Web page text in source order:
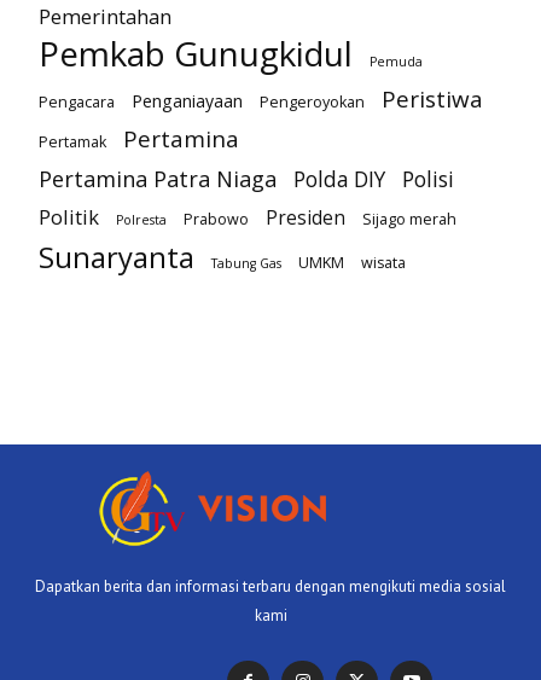
Pemerintahan
Pemkab Gunugkidul Pemuda
Pengacara Penganiayaan Pengeroyokan Peristiwa
Pertamak Pertamina
Pertamina Patra Niaga Polda DIY
Polisi
Politik
Polresta Prabowo Presiden Sijago merah
Sunaryanta Tabung Gas UMKM wisata
Dapatkan berita dan informasi terbaru dengan mengikuti media sosial
kami